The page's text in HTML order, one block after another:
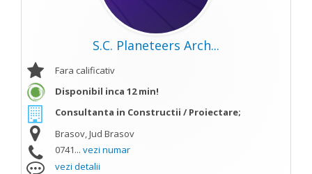
S.C. Planeteers Arch...
Fara calificativ
Disponibil inca 12 min!
Consultanta in Constructii / Proiectare;
Brasov, Jud Brasov
0741... vezi numar
vezi detalii